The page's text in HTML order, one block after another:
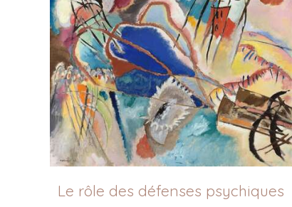
Le rôle des défenses psychiques